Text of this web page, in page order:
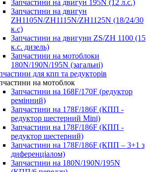
Запчастини на двигун 195N (12 л.с.)
Запчастини на двигун
ZH1105N/ZH1115N/ZH1125N (18/24/30
к.с)
Запчастини на двигуни ZS/ZH 1100 (15
к.с. дизель)
Запчастини на мотоблоки
180N/190N/195N (загальні)
для кпп та редукторів
на мотоблок
Запчастини на 168F/170F (редуктор
ремінний)
Запчастини на 178F/186F (КПП -
редуктор шестерний Mini)
Запчастини на 178F/186F (КПП -
редуктор шестерний)
Запчастини на 178F/186F (КПП – 3+1 з
диференціалом)
Запчастини на 180N/190N/195N